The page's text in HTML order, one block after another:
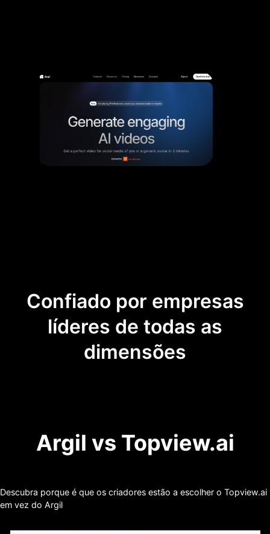
Confiado por empresas
líderes de todas as
dimensões
Argil vs Topview.ai
Descubra porque é que os criadores estão a escolher o Topview.ai
em vez do Argil